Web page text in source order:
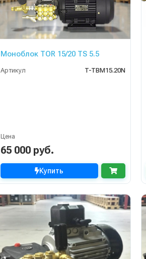
Моноблок TOR 15/20 TS 5.5
Артикул T-TBM15.20N
Цена
65 000 руб.
Купить